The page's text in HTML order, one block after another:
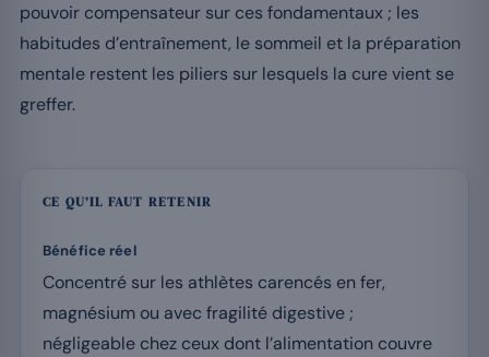
pouvoir compensateur sur ces fondamentaux ; les
habitudes d’entraînement, le sommeil et la préparation
mentale restent les piliers sur lesquels la cure vient se
greffer.
CE QU’IL FAUT RETENIR
Bénéfice réel
Concentré sur les athlètes carencés en fer,
magnésium ou avec fragilité digestive ;
négligeable chez ceux dont l’alimentation couvre